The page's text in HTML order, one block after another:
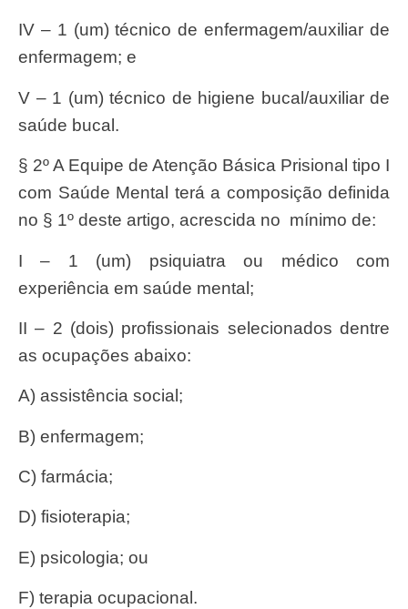
IV – 1 (um) técnico de enfermagem/auxiliar de
enfermagem; e
V – 1 (um) técnico de higiene bucal/auxiliar de
saúde bucal.
§ 2º A Equipe de Atenção Básica Prisional tipo I
com Saúde Mental terá a composição definida
no § 1º deste artigo, acrescida no mínimo de:
I – 1 (um) psiquiatra ou médico com
experiência em saúde mental;
II – 2 (dois) profissionais selecionados dentre
as ocupações abaixo:
a) assistência social;
b) enfermagem;
c) farmácia;
d) fisioterapia;
e) psicologia; ou
f) terapia ocupacional.